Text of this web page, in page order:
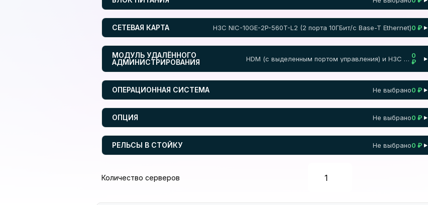
СЕТЕВАЯ КАРТА H3C NIC-10GE-2P-560T-L2 (2 порта 10ГБит/с Base-T Ethernet)0 ₽▼
МОДУЛЬ УДАЛЁННОГО
АДМИНИСТРИРОВАНИЯ
HDM (с выделенным портом управления) и H3C FIST 0
₽
▼
ОПЕРАЦИОННАЯ СИСТЕМА Не выбрано0 ₽▼
ОПЦИЯ Не выбрано0 ₽▼
РЕЛЬСЫ В СТОЙКУ Не выбрано0 ₽▼
Количество серверов